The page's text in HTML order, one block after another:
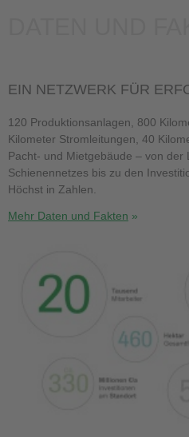
EIN NETZWERK FÜR
120 Produktionsanlagen, 800
Kilometer Stromleitungen, 40
Pacht- und Mietgebäude – von der
Schienennetzes bis zu den
Höchst in Zahlen.
Mehr Daten und Fakten